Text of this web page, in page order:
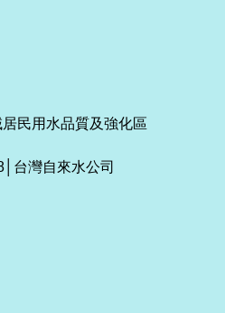
民用水品質及強化區
台灣自來水公司